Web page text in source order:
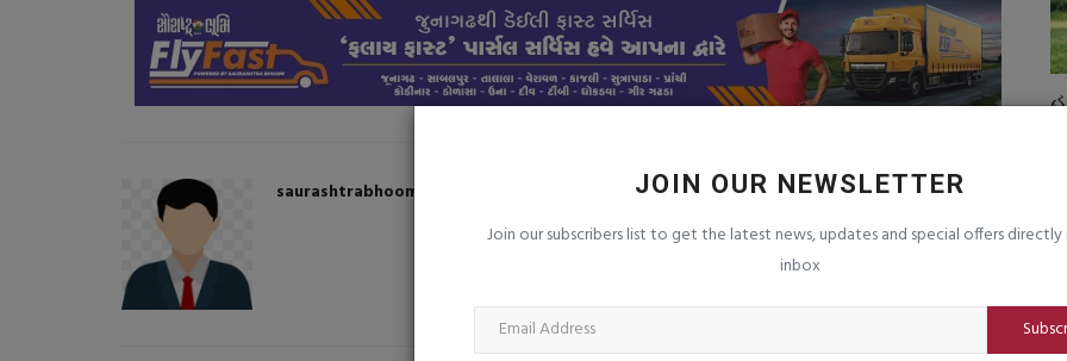
JOIN OUR NEWSLETTER
Join our subscribers list to get the latest news, updates and special offers directly
inbox
saurashtrabhoomi
વારંવાર થાક લાગે છે? માત્ર કામનો ભાર નહીં,
saurashtrabhoomi
સતત થાકને સામાન્ય ન સમજો, તે શરીરનો મહત્વપૂર્ણ સંકેત પણ હોઈ
શકે છે
દ્વારકામાં ધ્રાબડિયા વાતાવરણમાં મેઘમહેરની
saurashtrabhoomi Aug 1, 2026 0